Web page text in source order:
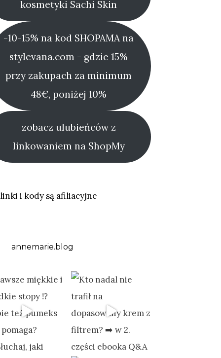
kosmetyki Sachi Skin
-10-15% na kod SHOPAMA na
stylevana.com - gdzie 15%
przy zakupach za minimum
48€, poniżej 10%
zobacz ulubieńców z
linkowaniem na ShopMy
i kody są afiliacyjne
annemarie.blog